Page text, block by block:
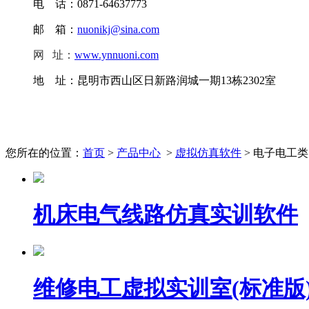
电 话：0871-64637773
邮 箱： nuonikj@sina.com
网 址 ： www.ynnuoni.com
地 址：昆明市西山区日新路润城一期13栋2302室
您所在的位置： 首页 > 产品中心 > 虚拟仿真软件 > 电子电工类
机床电气线路仿真实训软件
维修电工虚拟实训室(标准